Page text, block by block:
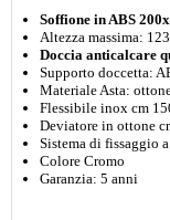
Soffione in ABS
Altezza massima:
Doccia anticalcare
Supporto doccetta:
Materiale Asta:
Flessibile inox cm
Deviatore in ottone
Sistema di fissaggio
Colore Cromo
Garanzia: 5 anni